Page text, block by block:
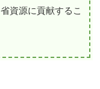
資源に貢献するこ